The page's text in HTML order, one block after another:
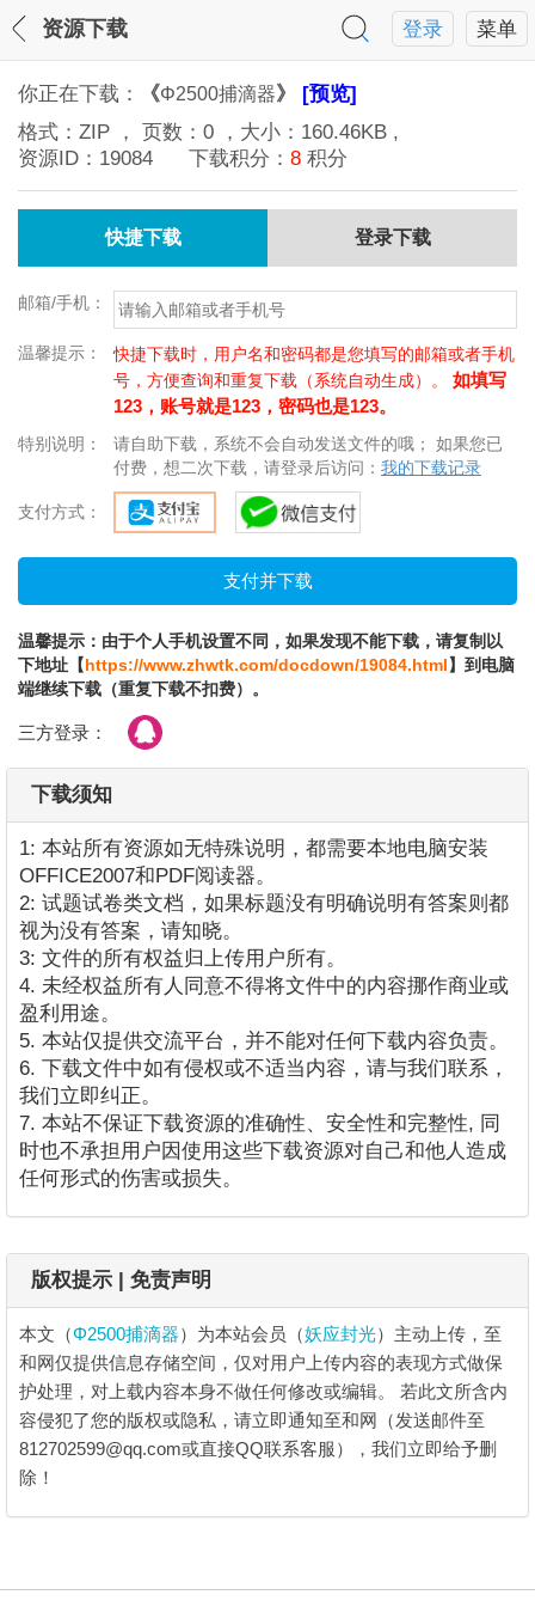
菜单
登录
资源下载
你正在下载： 《Φ2500捕滴器》 [预览]
格式： ZIP ， 页数： 0 ，大小： 160.46KB ,
资源ID： 19084 下载积分： 8 积分
快捷下载 登录下载
邮箱/手机：
温馨提示：
快捷下载时，用户名和密码都是您填写的邮箱或者手机
号，方便查询和重复下载（系统自动生成）。 如填写
123，账号就是123，密码也是123。
特别说明：
请自助下载，系统不会自动发送文件的哦； 如果您已
付费，想二次下载，请登录后访问： 我的下载记录
支付方式：
温馨提示：由于个人手机设置不同，如果发现不能下载，请复制以
下地址【https://www.zhwtk.com/docdown/19084.html】到电脑
端继续下载（重复下载不扣费）。
三方登录：
下载须知
1: 本站所有资源如无特殊说明，都需要本地电脑安装
OFFICE2007和PDF阅读器。
2: 试题试卷类文档，如果标题没有明确说明有答案则都
视为没有答案，请知晓。
3: 文件的所有权益归上传用户所有。
4. 未经权益所有人同意不得将文件中的内容挪作商业或
盈利用途。
5. 本站仅提供交流平台，并不能对任何下载内容负责。
6. 下载文件中如有侵权或不适当内容，请与我们联系，
我们立即纠正。
7. 本站不保证下载资源的准确性、安全性和完整性, 同
时也不承担用户因使用这些下载资源对自己和他人造成
任何形式的伤害或损失。
版权提示 | 免责声明
本文（Φ2500捕滴器）为本站会员（妖应封光）主动上传，至
和网仅提供信息存储空间，仅对用户上传内容的表现方式做保
护处理，对上载内容本身不做任何修改或编辑。 若此文所含内
容侵犯了您的版权或隐私，请立即通知至和网（发送邮件至
812702599@qq.com或直接QQ联系客服），我们立即给予删
除！